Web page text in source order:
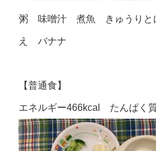
粥 味噌汁 煮魚 きゅうりと
え バナナ
【普通食】
エネルギー466kcal たんぱく